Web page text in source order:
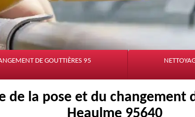
DE GOUTTIÈRES 95
de la pose et du changement
Heaulme 95640